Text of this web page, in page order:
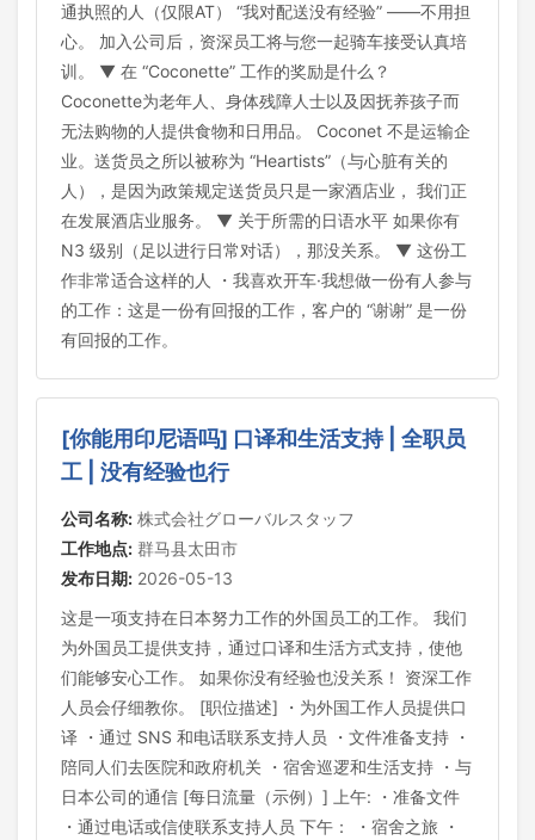
通执照的人（仅限AT） “我对配送没有经验” ——不用担
心。 加入公司后，资深员工将与您一起骑车接受认真培
训。 ▼ 在 “Coconette” 工作的奖励是什么？
Coconette为老年人、身体残障人士以及因抚养孩子而
无法购物的人提供食物和日用品。 Coconet 不是运输企
业。送货员之所以被称为 “Heartists”（与心脏有关的
人），是因为政策规定送货员只是一家酒店业， 我们正
在发展酒店业服务。 ▼ 关于所需的日语水平 如果你有
N3 级别（足以进行日常对话），那没关系。 ▼ 这份工
作非常适合这样的人 ・我喜欢开车·我想做一份有人参与
的工作：这是一份有回报的工作，客户的 “谢谢” 是一份
有回报的工作。
[你能用印尼语吗] 口译和生活支持 | 全职员
工 | 没有经验也行
公司名称: 株式会社グローバルスタッフ
工作地点: 群马县太田市
发布日期: 2026-05-13
这是一项支持在日本努力工作的外国员工的工作。 我们
为外国员工提供支持，通过口译和生活方式支持，使他
们能够安心工作。 如果你没有经验也没关系！ 资深工作
人员会仔细教你。 [职位描述] ・为外国工作人员提供口
译 ・通过 SNS 和电话联系支持人员 ・文件准备支持 ・
陪同人们去医院和政府机关 ・宿舍巡逻和生活支持 ・与
日本公司的通信 [每日流量（示例）] 上午: ・准备文件
・通过电话或信使联系支持人员 下午： ・宿舍之旅 ・